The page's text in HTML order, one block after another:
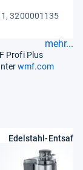
3200001135
mehr...
Profi Plus
wmf.com
Edelstahl-